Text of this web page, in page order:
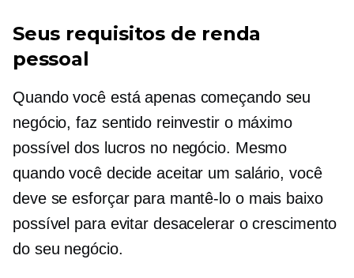
Seus requisitos de renda
pessoal
Quando você está apenas começando seu
negócio, faz sentido reinvestir o máximo
possível dos lucros no negócio. Mesmo
quando você decide aceitar um salário, você
deve se esforçar para mantê-lo o mais baixo
possível para evitar desacelerar o crescimento
do seu negócio.